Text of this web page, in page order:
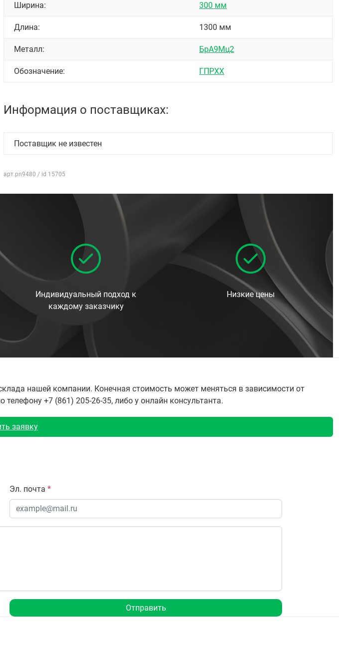
Ширина: 300 мм
Длина: 1300 мм
Металл: БрА9Мц2
Обозначение: ГПРХХ
Информация о поставщиках:
Поставщик не известен
арт.pn9480 / id 15705
Индивидуальный подход к
каждому заказчику
Низкие цены
нашей компании. Конечная стоимость может меняться в зависимости от
+7 (861) 205-26-35, либо у онлайн консультанта.
заявку
Эл. почта *
Отправить